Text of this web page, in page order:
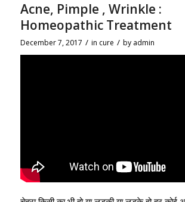
Acne, Pimple , Wrinkle :
Homeopathic Treatment
December 7, 2017 / in cure / by admin